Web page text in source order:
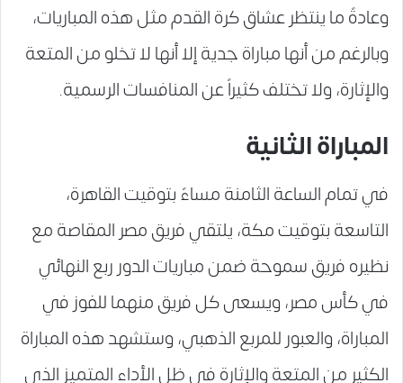
وعادةً ما ينتظر عشاق كرة القدم مثل هذه المباريات،
وبالرغم من أنها مباراة جدية إلا أنها لا تخلو من المتعة
والإثارة، ولا تختلف كثيراً عن المنافسات الرسمية.
المباراة الثانية
في تمام الساعة الثامنة مساءً بتوقيت القاهرة،
التاسعة بتوقيت مكة، يلتقي فريق مصر المقاصة مع
نظيره فريق سموحة ضمن مباريات الدور ربع النهائي
في كأس مصر، ويسعى كل فريق منهما للفوز في
المباراة، والعبور للمربع الذهبي، وستشهد هذه المباراة
الكثير من المتعة والإثارة في ظل الأداء المتميز الذي